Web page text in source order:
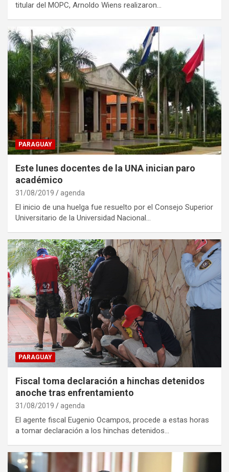
titular del MOPC, Arnoldo Wiens realizaron…
PARAGUAY
Este lunes docentes de la UNA inician paro
académico
31/08/2019 agenda
El inicio de una huelga fue resuelto por el Consejo Superior
Universitario de la Universidad Nacional…
PARAGUAY
Fiscal toma declaración a hinchas detenidos
anoche tras enfrentamiento
31/08/2019 agenda
El agente fiscal Eugenio Ocampos, procede a estas horas
a tomar declaración a los hinchas detenidos…